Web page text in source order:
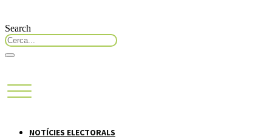
Search
NOTÍCIES ELECTORALS